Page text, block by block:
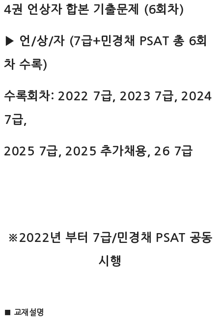
4권 언상자 합본 기출문제 (6회차)
▶ 언/상/자 (7급+민경채 PSAT 총 6회
차 수록)
수록회차: 2022 7급, 2023 7급, 2024
7급,
2025 7급, 2025 추가채용, 26 7급
※2022년 부터 7급/민경채 PSAT 공동
시행
■ 교재설명